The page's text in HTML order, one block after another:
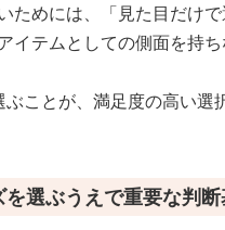
ためには、「見た目だけで
イテムとしての側面を持
ことが、満足度の高い選
選ぶうえで重要な判